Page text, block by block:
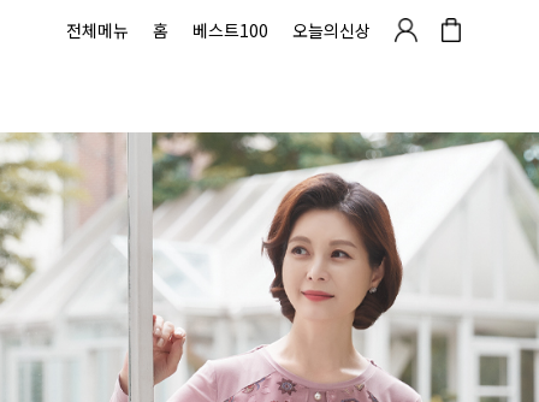
전체메뉴 홈 베스트100 오늘의신상